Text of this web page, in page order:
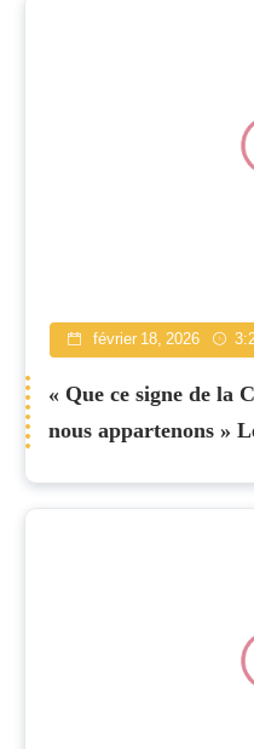
février 18, 2026
« Que ce signe de la
nous appartenons »